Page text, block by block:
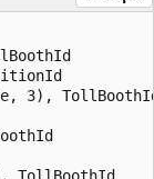
3),